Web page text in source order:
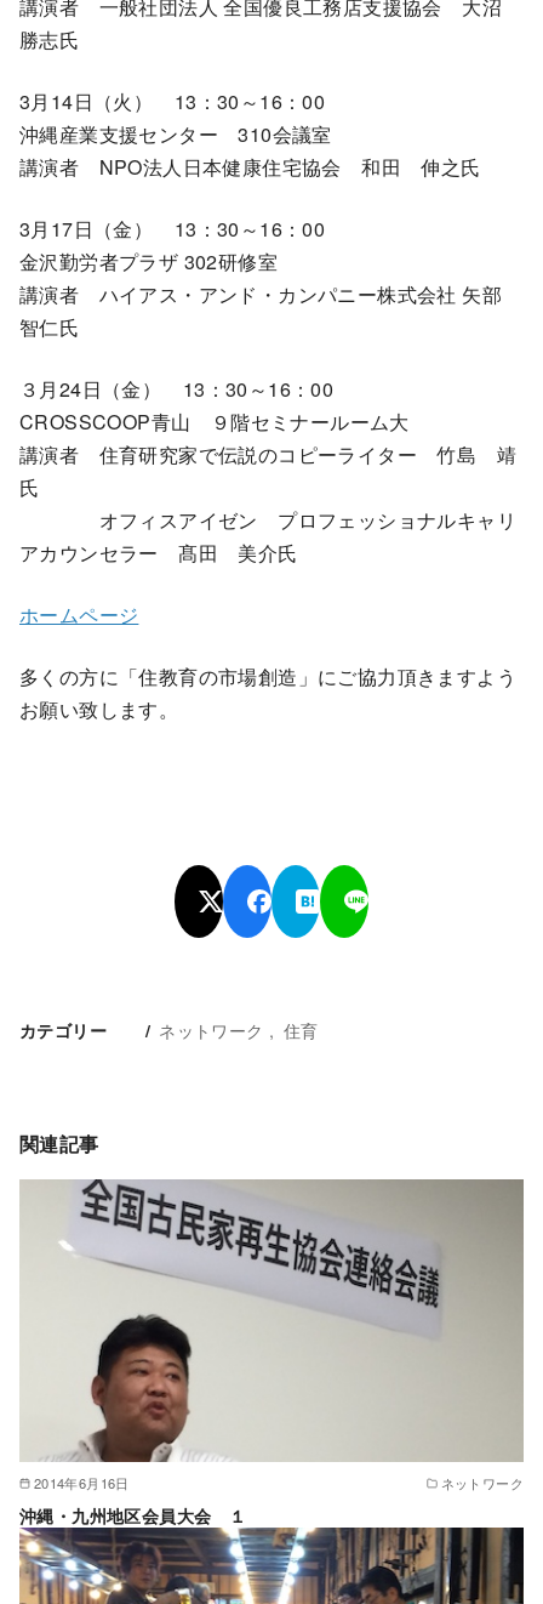
講演者 一般社団法人 全国優良工務店支援協会 大沼
勝志氏
3月14日（火） 13：30～16：00
沖縄産業支援センター 310会議室
講演者 NPO法人日本健康住宅協会 和田 伸之氏
3月17日（金） 13：30～16：00
金沢勤労者プラザ 302研修室
講演者 ハイアス・アンド・カンパニー株式会社 矢部
智仁氏
３月24日（金） 13：30～16：00
CROSSCOOP青山 ９階セミナールーム大
講演者 住育研究家で伝説のコピーライター 竹島 靖
氏
オフィスアイゼン プロフェッショナルキャリ
アカウンセラー 髙田 美介氏
ホームページ
多くの方に「住教育の市場創造」にご協力頂きますよう
お願い致します。
カテゴリー ネットワーク 住育
関連記事
2014年6月16日 ネットワーク
沖縄・九州地区会員大会 １